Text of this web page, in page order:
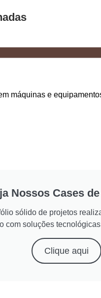
máquinas e
Nossos Cases
sólido de projetos
com soluções
Clique aqui